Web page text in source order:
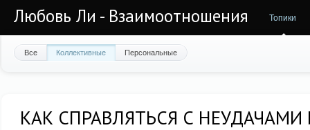
Любовь Ли - Взаимоотношения Топики
Все Коллективные Персональные
КАК СПРАВЛЯТЬСЯ С НЕУДАЧАМИ